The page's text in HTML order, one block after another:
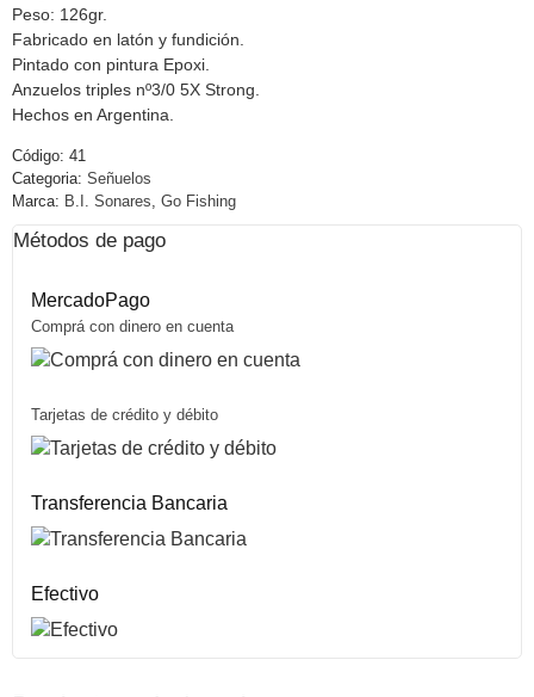
Peso: 126gr.
Fabricado en latón y fundición.
Pintado con pintura Epoxi.
Anzuelos triples nº3/0 5X Strong.
Hechos en Argentina.
Código: 41
Categoria: Señuelos
Marca: B.I. Sonares, Go Fishing
Métodos de pago
MercadoPago
Comprá con dinero en cuenta
Tarjetas de crédito y débito
Transferencia Bancaria
Efectivo